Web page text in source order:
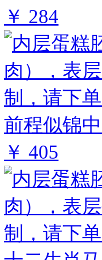
￥ 284
前程似锦
￥ 405